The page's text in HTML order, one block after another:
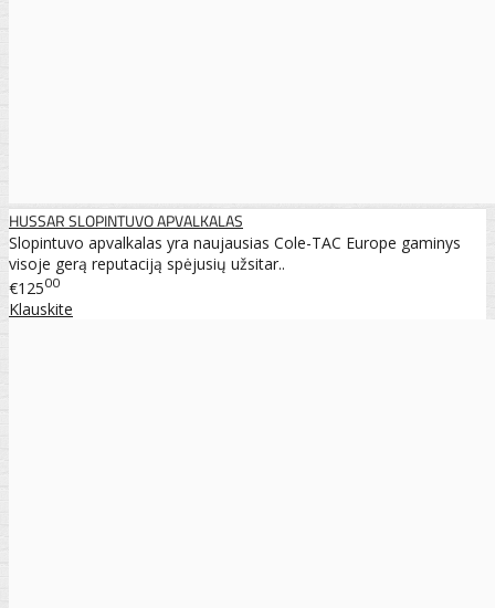
HUSSAR SLOPINTUVO APVALKALAS
Slopintuvo apvalkalas yra naujausias Cole-TAC Europe gaminys
visoje gerą reputaciją spėjusių užsitar..
€12500
Klauskite